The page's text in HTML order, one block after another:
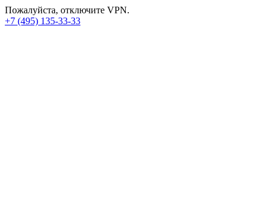
Пожалуйста, отключите VPN.
+7 (495) 135-33-33